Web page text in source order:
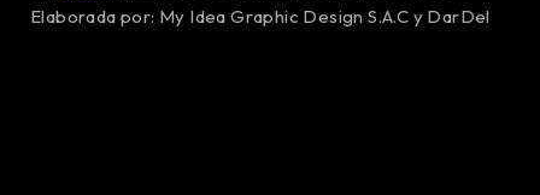
Elaborada por: My Idea Graphic Design S.A.C y DarDel